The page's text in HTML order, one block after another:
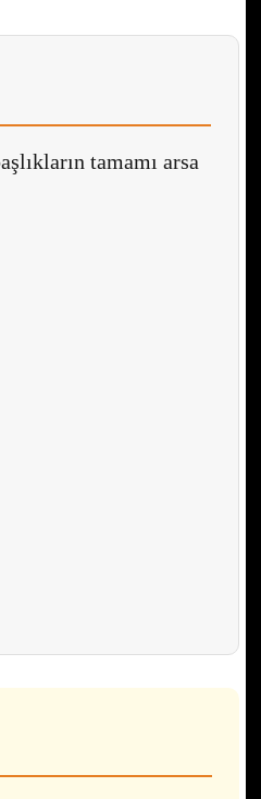
tamamı arsa